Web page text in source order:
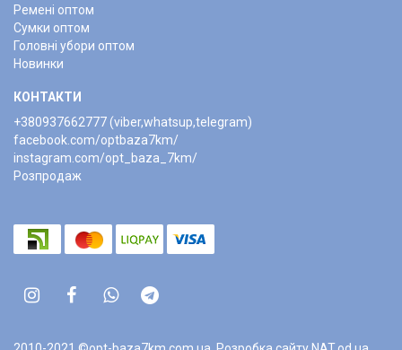
Ремені оптом
Сумки оптом
Головні убори оптом
Новинки
КОНТАКТИ
+380937662777 (viber,whatsup,telegram)
facebook.com/optbaza7km/
instagram.com/opt_baza_7km/
Розпродаж